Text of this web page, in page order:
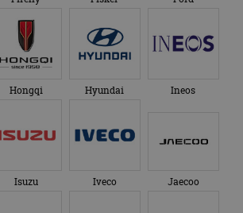
Hongqi Hyundai Ineos
Isuzu Iveco Jaecoo